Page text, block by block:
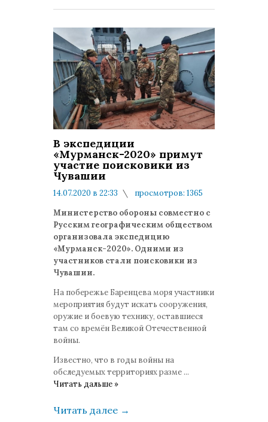
В экспедиции
«Мурманск-2020» примут
участие поисковики из
Чувашии
14.07.2020 в 22:33
просмотров: 1365
Министерство обороны совместно с
Русским географическим обществом
организовала экспедицию
«Мурманск-2020». Одними из
участников стали поисковики из
Чувашии.
На побережье Баренцева моря участники
мероприятия будут искать сооружения,
оружие и боевую технику, оставшиеся
там со времён Великой Отечественной
войны.
Известно, что в годы войны на
обследуемых территориях разме ...
Читать дальше »
Читать далее →